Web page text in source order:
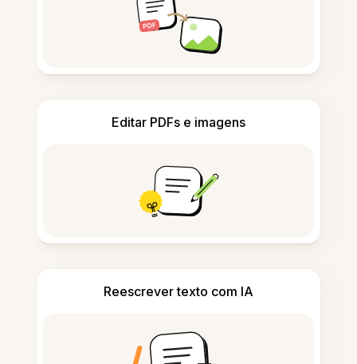
Editar PDFs e imagens
Reescrever texto com IA